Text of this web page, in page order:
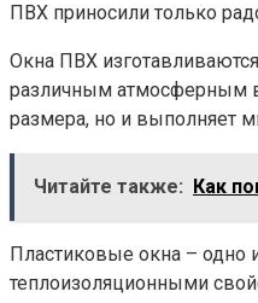
ПВХ приносили только
Окна ПВХ
различным атмосферным
размера, но и выполняет
Читайте также: Как
Пластиковые окна – одно
теплоизоляционными